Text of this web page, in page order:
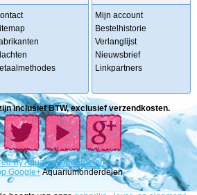
Mijn account
Bestelhistorie
Verlanglijst
Nieuwsbrief
Linkpartners
inclusief BTW, exclusief verzendkosten.
ByAquariumonderdelen.
Google+Aquariumonderdelen